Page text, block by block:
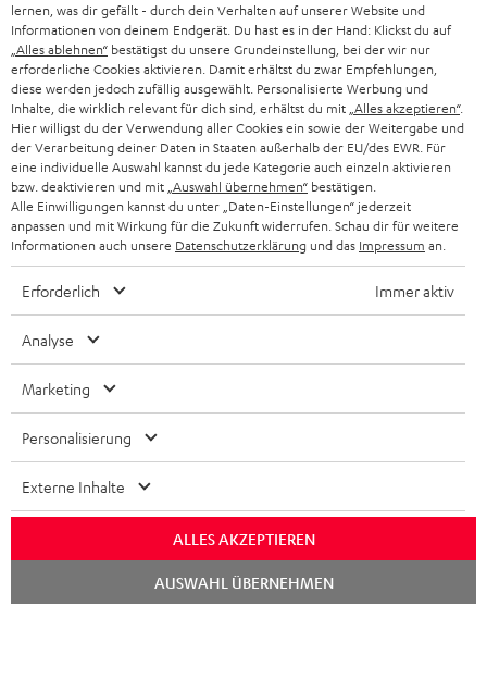
BLUETOOTH-LAUTSPRECHER
KOPFHÖRER
BLUETOOTH-KOPFHÖRER
STEREOANLAGEN
LAUTSPRECHER
ULTIMA-SERIE
IN-EAR-KOPFHÖRER
FANSHOP
NEUHEITEN
PARTNERPROGRAMM
BLOG
NEWSLETTER
STORES
DEINE VORTEILE BEI TEUFEL
TEUFEL STORY
UNSER MANAGEMENT
NACHHALTIGKEIT
UNSERE WERTE
BILDUNGSRABATT
SCHWEIZ
NIEDERLANDE
BELGIEN
FRANKREICH
POLEN
SPANIEN
USA
WEITERE LÄNDER
Technische Änderungen, Tippfehler und Irrtum vorbehalten. Das auf unseren
Entsorgungsgebühren für Batterien sind im Preis inbegriffen.
©2026 Lautsprecher Teufel GmbH - All rights reserved.
Datenschutz Daten-Einstellungen
lernen, was dir gefällt - durch dein Verhalten auf unserer Website und
Informationen von deinem Endgerät. Du hast es in der Hand: Klickst du auf
„Alles ablehnen“ bestätigst du unsere Grundeinstellung, bei der wir nur
erforderliche Cookies aktivieren. Damit erhältst du zwar Empfehlungen,
diese werden jedoch zufällig ausgewählt. Personalisierte Werbung und
Inhalte, die wirklich relevant für dich sind, erhältst du mit „Alles akzeptieren“.
Hier willigst du der Verwendung aller Cookies ein sowie der Weitergabe und
der Verarbeitung deiner Daten in Staaten außerhalb der EU/des EWR. Für
eine individuelle Auswahl kannst du jede Kategorie auch einzeln aktivieren
bzw. deaktivieren und mit „Auswahl übernehmen“ bestätigen.
Alle Einwilligungen kannst du unter „Daten-Einstellungen“ jederzeit
anpassen und mit Wirkung für die Zukunft widerrufen. Schau dir für weitere
Informationen auch unsere Datenschutzerklärung und das Impressum an.
Erforderlich Immer aktiv
Analyse
Marketing
Personalisierung
Externe Inhalte
ALLES AKZEPTIEREN
AUSWAHL ÜBERNEHMEN